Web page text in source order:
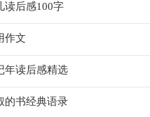
读后感100字
作文
年读后感精选
的书经典语录